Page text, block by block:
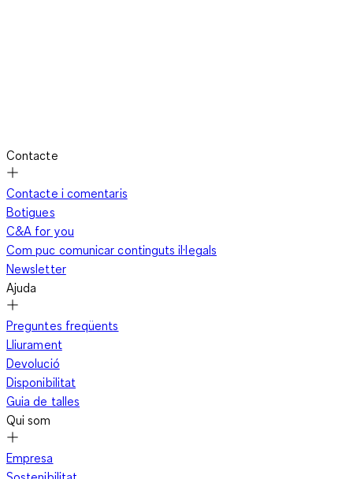
Contacte
Contacte i comentaris
Botigues
C&A for you
Com puc comunicar continguts il·legals
Newsletter
Ajuda
Preguntes freqüents
Lliurament
Devolució
Disponibilitat
Guia de talles
Qui som
Empresa